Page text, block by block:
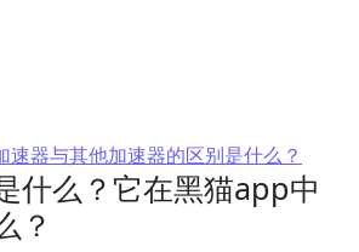
器与其他加速器的区别是什么？
什么？它在黑猫app中
？